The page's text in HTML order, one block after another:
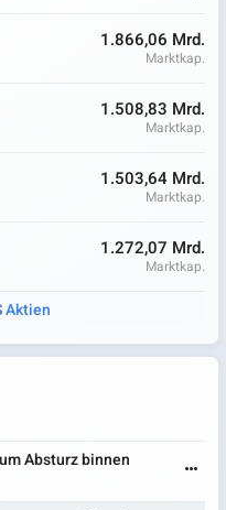
1.866,06 Mrd.
Marktkap.
1.508,83 Mrd.
Marktkap.
1.503,64 Mrd.
Marktkap.
1.272,07 Mrd.
Marktkap.
Aktien
Absturz binnen